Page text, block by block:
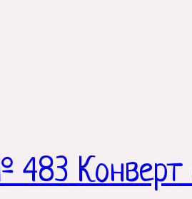
Конверт